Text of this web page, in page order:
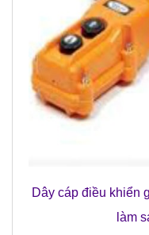
Dây cáp điều khiển
làm